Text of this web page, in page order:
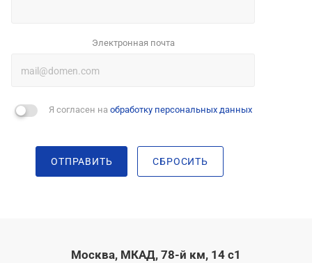
Электронная почта
Я согласен на обработку персональных данных
ОТПРАВИТЬ СБРОСИТЬ
Москва, МКАД, 78-й км, 14 с1